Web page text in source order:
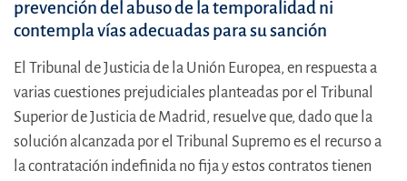
prevención del abuso de la temporalidad ni
contempla vías adecuadas para su sanción
El Tribunal de Justicia de la Unión Europea, en respuesta a
varias cuestiones prejudiciales planteadas por el Tribunal
Superior de Justicia de Madrid, resuelve que, dado que la
solución alcanzada por el Tribunal Supremo es el recurso a
la contratación indefinida no fija y estos contratos tienen